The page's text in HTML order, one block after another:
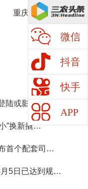
重庆 四川
微信
抖音
快手
APP
陆或影响我国
”换新撬
首个配套司法
5日已达到规定